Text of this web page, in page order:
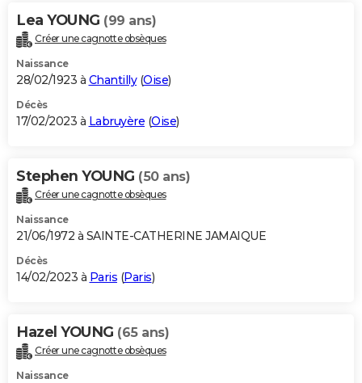
Lea YOUNG (99 ans)
Créer une cagnotte obsèques
Naissance
28/02/1923 à Chantilly(Oise)
Décès
17/02/2023 à Labruyère (Oise)
Stephen YOUNG (50 ans)
Créer une cagnotte obsèques
Naissance
21/06/1972 à SAINTE-CATHERINE JAMAIQUE
Décès
14/02/2023 à Paris (Paris)
Hazel YOUNG (65 ans)
Créer une cagnotte obsèques
Naissance